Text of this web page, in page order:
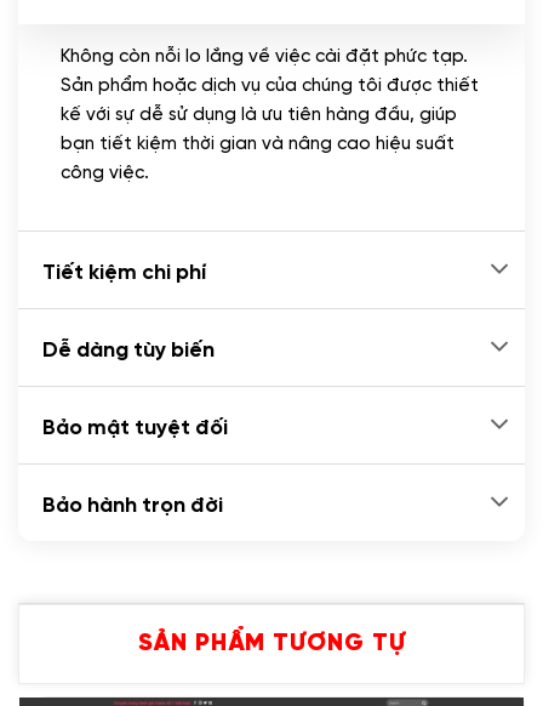
CÀI ĐẶT PLUGINS
Cài đặt plugin theo yêu cầu
(+100.000 VND)
Cài plugin xử lý thanh toán tự động qua
Không còn nỗi lo lắng về việc cài đặt phức tạp.
Sản phẩm hoặc dịch vụ của chúng tôi được thiết
kế với sự dễ sử dụng là ưu tiên hàng đầu, giúp
bạn tiết kiệm thời gian và nâng cao hiệu suất
công việc.
Tiết kiệm chi phí
Dễ dàng tùy biến
Bảo mật tuyệt đối
Bảo hành trọn đời
SẢN PHẨM TƯƠNG TỰ